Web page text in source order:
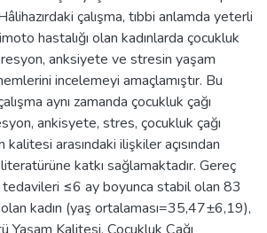
çalışma, tıbbi anlamda yeterli
hastalığı olan kadınlarda çocukluk
anksiyete ve stresin yaşam
incelemeyi amaçlamıştır. Bu
aynı zamanda çocukluk çağı
ankisyete, stres, çocukluk çağı
arasındaki ilişkiler açısından
katkı sağlamaktadır. Gereç
tedavileri ≤6 ay boyunca stabil olan 83
kadın (yaş ortalaması=35,47±6,19),